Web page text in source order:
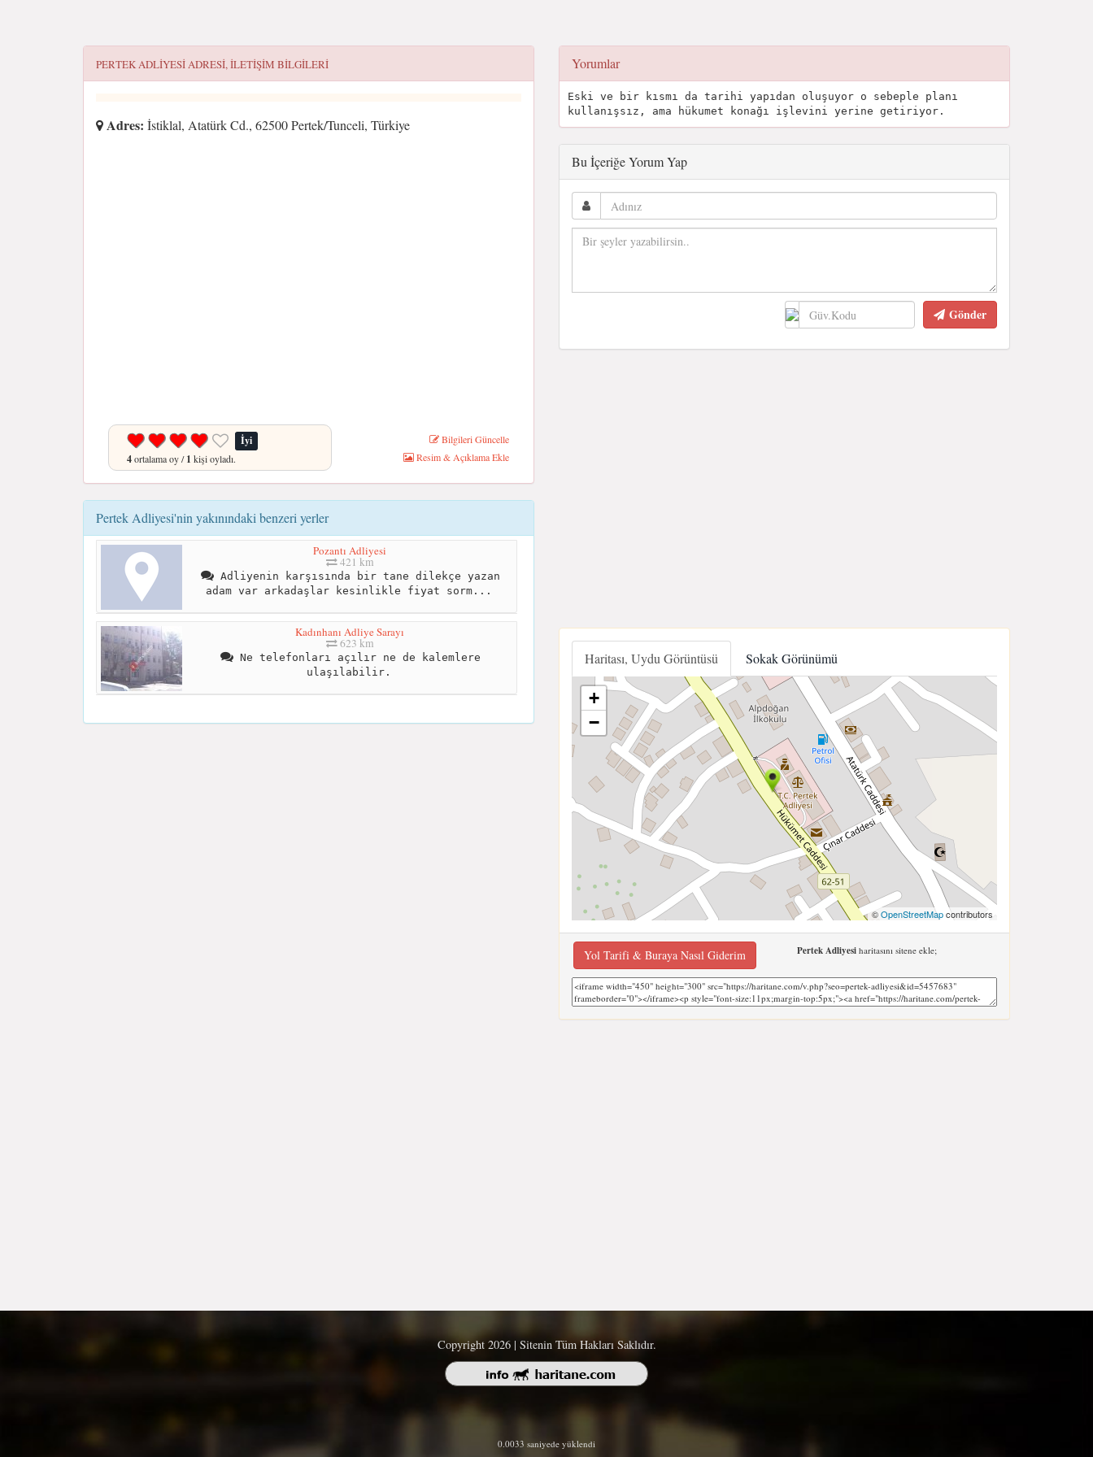
PERTEK ADLIYESIADRESI, ILETIŞIM BILGILERI
Adres: İstiklal, Atatürk Cd., 62500 Pertek/Tunceli, Türkiye
İyi
4ortalama oy /1 kişi oyladı.
Bilgileri Güncelle
Resim & Açıklama Ekle
Pertek Adliyesi'nin yakınındaki benzeri yerler
Pozantı Adliyesi
421 km
Adliyenin karşısında bir tane dilekçe yazan
adam var arkadaşlar kesinlikle fiyat sorm...
Kadınhanı Adliye Sarayı
623 km
Ne telefonları açılır ne de kalemlere
ulaşılabilir.
Yorumlar
Eski ve bir kısmı da tarihi yapıdan oluşuyor o sebeple planı
kullanışsız, ama hükumet konağı işlevini yerine getiriyor.
Bu İçeriğe Yorum Yap
Gönder
Haritası, Uydu Görüntüsü Sokak Görünümü
+
−
©OpenStreetMapcontributors
Yol Tarifi & Buraya Nasıl Giderim Pertek Adliyesiharitasını sitene ekle;
Copyright 2026 | Sitenin Tüm Hakları Saklıdır.
0.0033 saniyede yüklendi